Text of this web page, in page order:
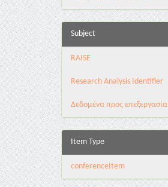
Subject
RAISE
Research Analysis Identifier
Δεδομένα προς επεξεργασία
Item Type
conferenceItem